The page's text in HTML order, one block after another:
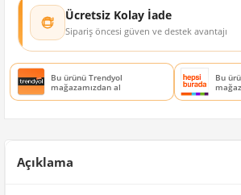
Ücretsiz Kolay İade
Sipariş öncesi güven ve destek avantajı
Bu ürünü Trendyol
mağazamızdan al
Bu
Açıklama